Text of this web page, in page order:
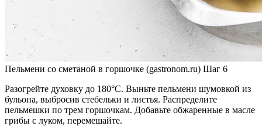
Пельмени со сметаной в горшочке (gastronom.ru) Шаг 6
Разогрейте духовку до 180°С. Выньте пельмени шумовкой из
бульона, выбросив стебельки и листья. Распределите
пельмешки по трем горшочкам. Добавьте обжаренные в масле
грибы с луком, перемешайте.